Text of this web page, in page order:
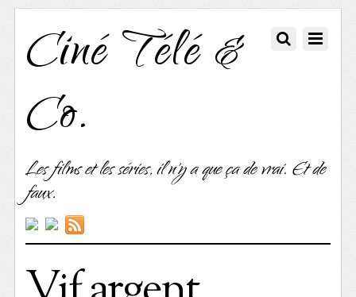
Ciné Télé &
Co.
Les films et les séries, il n'y a que ça de vrai. Et de
faux.